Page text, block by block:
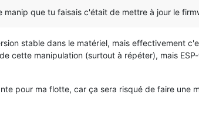
manip que tu faisais c'était de mettre à jour le
stable dans le matériel, mais effectivement
cette manipulation (surtout à répéter), mais
pour ma flotte, car ça sera risqué de faire une